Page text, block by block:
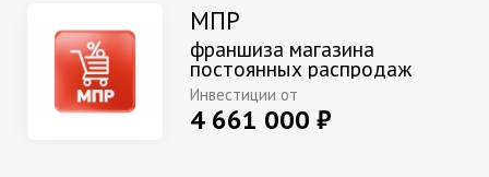
МПР
франшиза магазина
постоянных распродаж
Инвестиции от
4 661 000 ₽